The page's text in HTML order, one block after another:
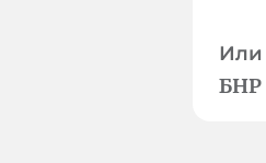
Или
БНР